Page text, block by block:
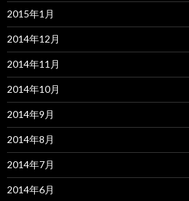
2015年1月
2014年12月
2014年11月
2014年10月
2014年9月
2014年8月
2014年7月
2014年6月